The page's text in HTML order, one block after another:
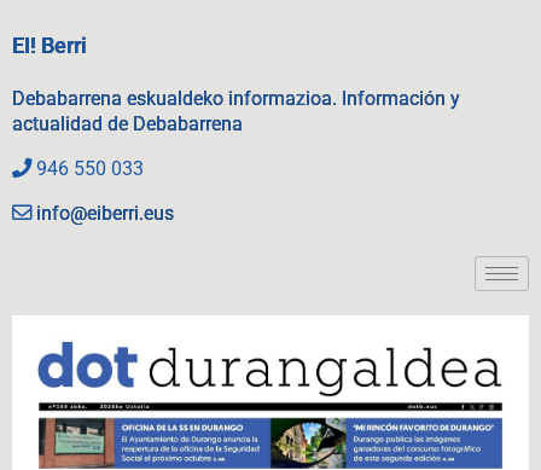
EI! Berri
Debabarrena eskualdeko informazioa. Información y
actualidad de Debabarrena
946 550 033
info@eiberri.eus